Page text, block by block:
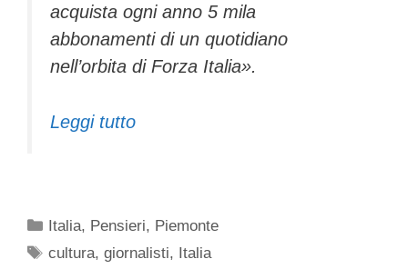
acquista ogni anno 5 mila
abbonamenti di un quotidiano
nell’orbita di Forza Italia».
Leggi tutto
Categorie
Italia, Pensieri, Piemonte
Tag
cultura,giornalisti, Italia